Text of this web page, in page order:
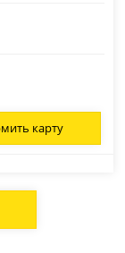
карту